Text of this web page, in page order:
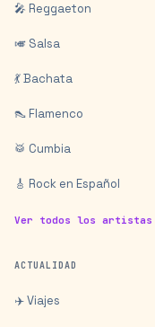
🎤 Reggaeton
🎺 Salsa
💃 Bachata
👠 Flamenco
🥁 Cumbia
🎸 Rock en Español
Ver todos los
ACTUALIDAD
✈️ Viajes